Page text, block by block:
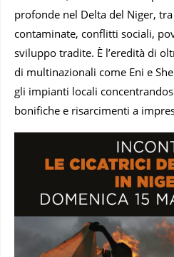
profonde nel Delta del Niger,
contaminate, conflitti sociali,
sviluppo tradite. È l’eredità di
di multinazionali come Eni e
gli impianti locali
bonifiche e risarcimenti a